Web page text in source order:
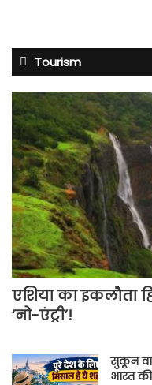
Tourism
एशिया का इकलौता
‘नो-एंट्री’!
सुकून
भारत